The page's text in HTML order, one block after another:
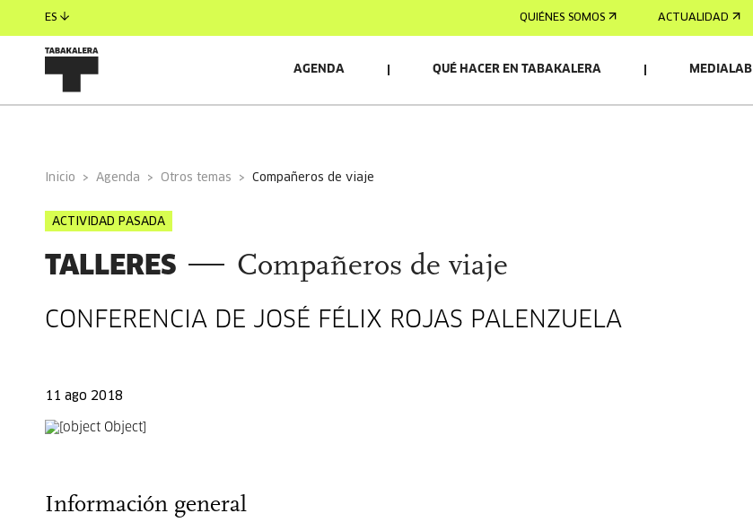
ES QUIÉNES SOMOS ACTUALIDAD
AGENDA QUÉ HACER EN TABAKALERA MEDIALAB
Inicio Agenda Otros temas compañeros de viaje
ACTIVIDAD PASADA
TALLERES Compañeros de viaje
CONFERENCIA DE JOSÉ FÉLIX ROJAS PALENZUELA
11 ago 2018
Información general